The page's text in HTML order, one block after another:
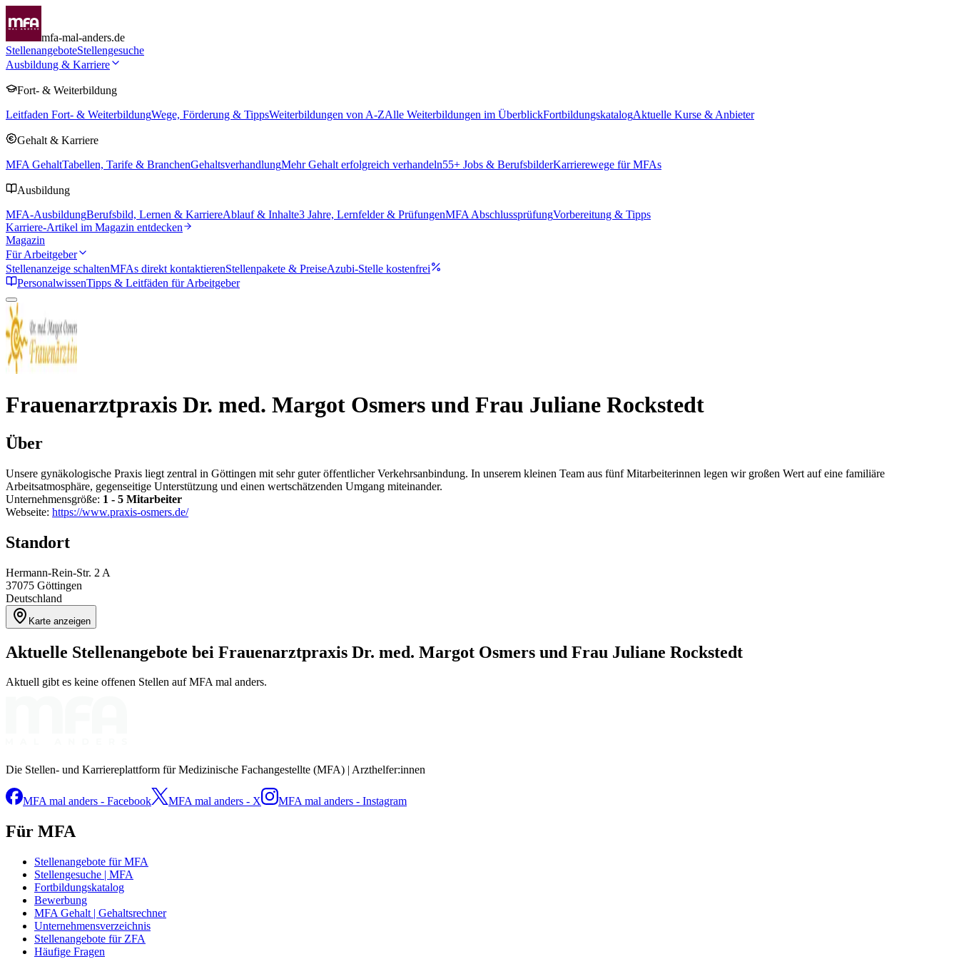
mfa-mal-anders.de
StellenangeboteStellengesuche
Ausbildung & Karriere
Fort- & Weiterbildung
Leitfaden Fort- & WeiterbildungWege, Förderung & TippsWeiterbildungen von A-ZAlle Weiterbildungen im ÜberblickFortbildungskatalogAktuelle Kurse & Anbieter
Gehalt & Karriere
MFA GehaltTabellen, Tarife & BranchenGehaltsverhandlungMehr Gehalt erfolgreich verhandeln55+ Jobs & BerufsbilderKarrierewege für MFAs
Ausbildung
MFA-AusbildungBerufsbild, Lernen & KarriereAblauf & Inhalte3 Jahre, Lernfelder & PrüfungenMFA AbschlussprüfungVorbereitung & Tipps
Karriere-Artikel im Magazin entdecken
Magazin
Für Arbeitgeber
Stellenanzeige schaltenMFAs direkt kontaktierenStellenpakete & PreiseAzubi-Stelle kostenfrei
PersonalwissenTipps & Leitfäden für Arbeitgeber
Frauenarztpraxis Dr. med. Margot Osmers und Frau Juliane Rockstedt
Über
Unsere gynäkologische Praxis liegt zentral in Göttingen mit sehr guter öffentlicher Verkehrsanbindung. In unserem kleinen Team aus fünf Mitarbeiterinnen legen wir großen Wert auf eine familiäre
Arbeitsatmosphäre, gegenseitige Unterstützung und einen wertschätzenden Umgang miteinander.
Unternehmensgröße: 1 - 5 Mitarbeiter
Webseite: https://www.praxis-osmers.de/
Standort
Hermann-Rein-Str. 2 A
37075 Göttingen
Deutschland
Karte anzeigen
Aktuelle Stellenangebote bei Frauenarztpraxis Dr. med. Margot Osmers und Frau Juliane Rockstedt
Aktuell gibt es keine offenen Stellen auf MFA mal anders.
Die Stellen- und Karriereplattform für Medizinische Fachangestellte (MFA) | Arzthelfer:innen
MFA mal anders - Facebook MFA mal anders - X MFA mal anders - Instagram
Für MFA
Stellenangebote für MFA
Stellengesuche | MFA
Fortbildungskatalog
Bewerbung
MFA Gehalt | Gehaltsrechner
Unternehmensverzeichnis
Stellenangebote für ZFA
Häufige Fragen